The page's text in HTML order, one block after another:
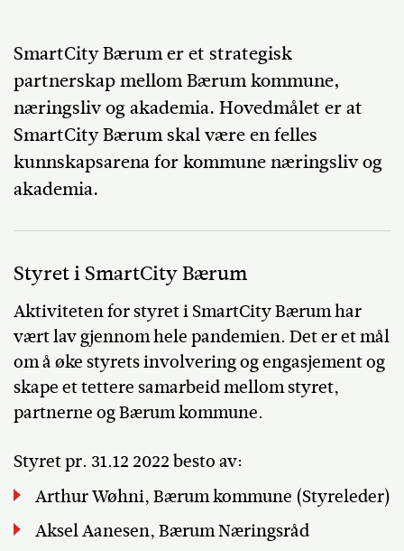
SmartCity Bærum er et strategisk
partnerskap mellom Bærum kommune,
næringsliv og akademia. Hovedmålet er at
SmartCity Bærum skal være en felles
kunnskapsarena for kommune næringsliv og
akademia.
Styret i SmartCity Bærum
Aktiviteten for styret i SmartCity Bærum har
vært lav gjennom hele pandemien. Det er et mål
om å øke styrets involvering og engasjement og
skape et tettere samarbeid mellom styret,
partnerne og Bærum kommune.
Styret pr. 31.12 2022 besto av:
Arthur Wøhni, Bærum kommune (Styreleder)
Aksel Aanesen, Bærum Næringsråd